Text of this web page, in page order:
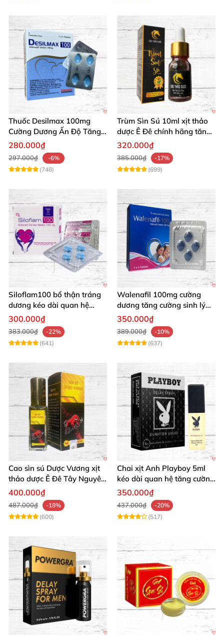
Thuốc Desilmax 100mg
Cường Dương Ấn Độ Tăng
Sinh Lý Tốt Nhất
280.000₫
297.000₫
-6%
(748)
Trùm Sìn Sú 10ml xịt thảo
dược Ê Đê chính hãng tăng
cường sinh lý
320.000₫
385.000₫
-17%
(699)
Siloflam100 bổ thận tráng
dương kéo dài quan hệ
mạnh mẽ nam
300.000₫
383.000₫
-22%
(641)
Walenafil 100mg cường
dương tăng cường sinh lý
kéo dài thời gian
350.000₫
389.000₫
-10%
(637)
Cao sìn sú Dược Vương xịt
thảo dược Ê Đê Tây Nguyên
chính hãng tăng cường sức
400.000₫
487.000₫
-18%
(600)
Chai xịt Anh Playboy 5ml
kéo dài quan hệ tăng cường
sinh lý nam
350.000₫
437.000₫
-20%
(517)